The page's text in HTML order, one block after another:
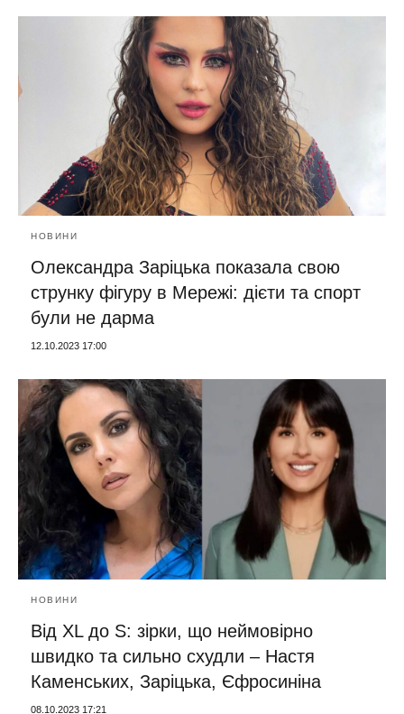
НОВИНИ
Олександра Заріцька показала свою
струнку фігуру в Мережі: дієти та спорт
були не дарма
12.10.2023 17:00
НОВИНИ
Від XL до S: зірки, що неймовірно
швидко та сильно схудли – Настя
Каменських, Заріцька, Єфросиніна
08.10.2023 17:21